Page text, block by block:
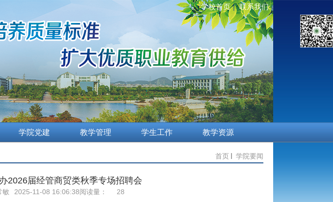
学校首页 | 联系我们 |
学院党建 教学管理 学生工作 教学资源
首页 学院要闻
2026届经管商贸类秋季专场招聘会
敏 2025-11-08 16:06:38阅读量： 28